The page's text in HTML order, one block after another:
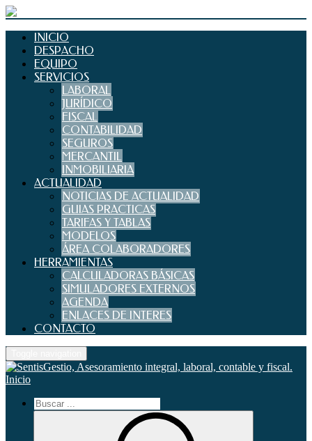
INICIO
DESPACHO
EQUIPO
SERVICIOS
LABORAL
JURÍDICO
FISCAL
CONTABILIDAD
SEGUROS
MERCANTIL
INMOBILIARIA
ACTUALIDAD
NOTICIAS DE ACTUALIDAD
GUIAS PRACTICAS
TARIFAS Y TABLAS
MODELOS
ÁREA COLABORADORES
HERRAMIENTAS
CALCULADORAS BÁSICAS
SIMULADORES EXTERNOS
AGENDA
ENLACES DE INTERES
CONTACTO
Inicio